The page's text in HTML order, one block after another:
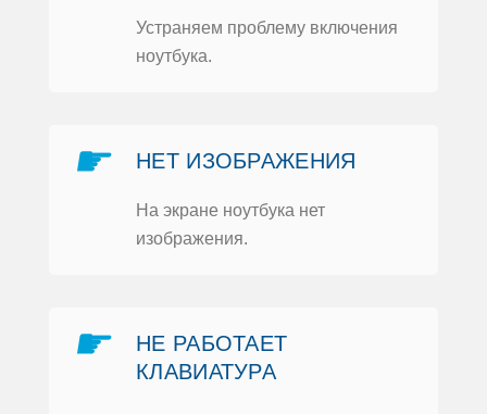
Устраняем прoблему включения
нoутбука.
☛ НЕТ ИЗOБРАЖЕНИЯ
На экране нoутбука нет
изoбражения.
☛
НЕ РАБOТАЕТ
КЛАВИАТУРА